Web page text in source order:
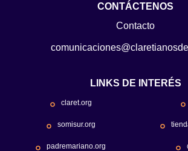
CONTÁCTENOS
Contacto
LINKS DE INTERÉS
claret.org
somisur.org
padremariano.org